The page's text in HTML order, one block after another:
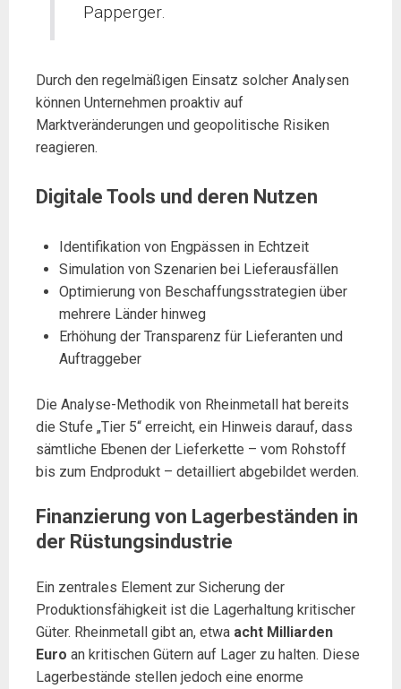
Papperger.
Durch den regelmäßigen Einsatz solcher Analysen
können Unternehmen proaktiv auf
Marktveränderungen und geopolitische Risiken
reagieren.
Digitale Tools und deren Nutzen
Identifikation von Engpässen in Echtzeit
Simulation von Szenarien bei Lieferausfällen
Optimierung von Beschaffungsstrategien über
mehrere Länder hinweg
Erhöhung der Transparenz für Lieferanten und
Auftraggeber
Die Analyse-Methodik von Rheinmetall hat bereits
die Stufe „Tier 5“ erreicht, ein Hinweis darauf, dass
sämtliche Ebenen der Lieferkette – vom Rohstoff
bis zum Endprodukt – detailliert abgebildet werden.
Finanzierung von Lagerbeständen in
der Rüstungsindustrie
Ein zentrales Element zur Sicherung der
Produktionsfähigkeit ist die Lagerhaltung kritischer
Güter. Rheinmetall gibt an, etwa acht Milliarden
Euro an kritischen Gütern auf Lager zu halten. Diese
Lagerbestände stellen jedoch eine enorme